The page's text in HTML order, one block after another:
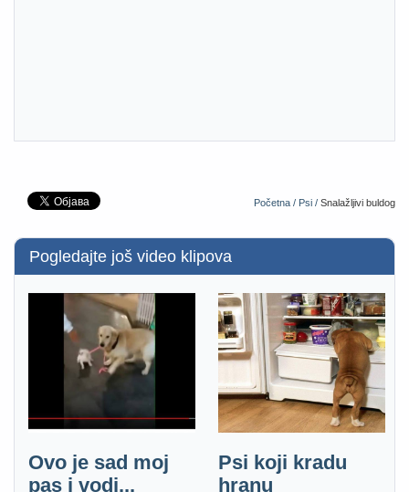
Početna / Psi / Snalažljivi buldog
Pogledajte još video klipova
Ovo je sad moj
pas i vodi...
Psi koji kradu
hranu